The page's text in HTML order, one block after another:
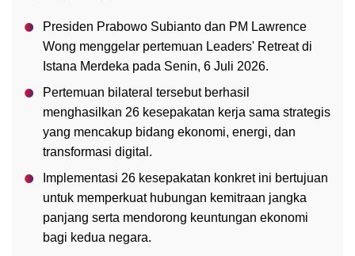
Presiden Prabowo Subianto dan PM Lawrence
Wong menggelar pertemuan Leaders' Retreat di
Istana Merdeka pada Senin, 6 Juli 2026.
Pertemuan bilateral tersebut berhasil
menghasilkan 26 kesepakatan kerja sama strategis
yang mencakup bidang ekonomi, energi, dan
transformasi digital.
Implementasi 26 kesepakatan konkret ini bertujuan
untuk memperkuat hubungan kemitraan jangka
panjang serta mendorong keuntungan ekonomi
bagi kedua negara.